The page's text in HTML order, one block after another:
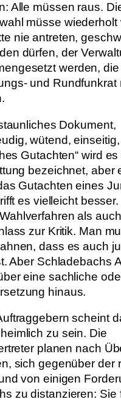
Alle müssen raus.
müsse wiederholt
nie antreten,
dürfen, der
werden,
und Rundfunkrat
Dokument,
wütend,
Gutachten“ wird
bezeichnet, aber
Gutachten eines
es vielleicht
als
zur Kritik. Man
dass es auch
Aber Schladebachs
eine sachliche
hinaus.
scheint
zu sein. Die
planen nach
sich gegenüber der
von einigen
zu distanzieren: Sie